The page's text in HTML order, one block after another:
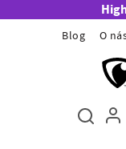
Blog O